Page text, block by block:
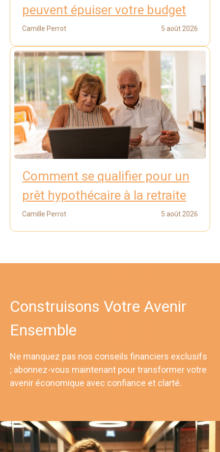
peuvent épuiser votre budget
Camille Perrot 5 août 2026
Comment se qualifier pour un
prêt hypothécaire à la retraite
Camille Perrot 5 août 2026
Construisons Votre Avenir
Ensemble
Ne manquez pas nos conseils financiers exclusifs
; abonnez-vous maintenant pour transformer votre
avenir économique avec confiance et clarté.